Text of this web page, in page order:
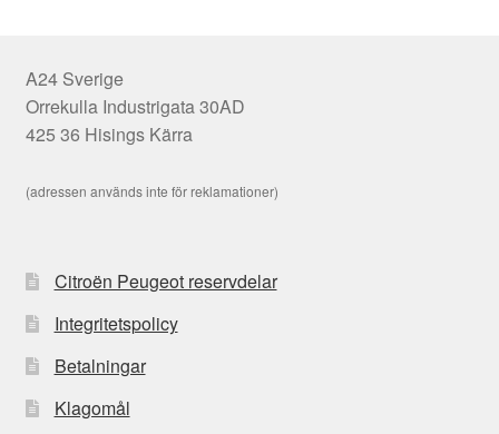
A24 Sverige
Orrekulla Industrigata 30AD
425 36 Hisings Kärra
(adressen används inte för reklamationer)
Citroën Peugeot reservdelar
Integritetspolicy
Betalningar
Klagomål